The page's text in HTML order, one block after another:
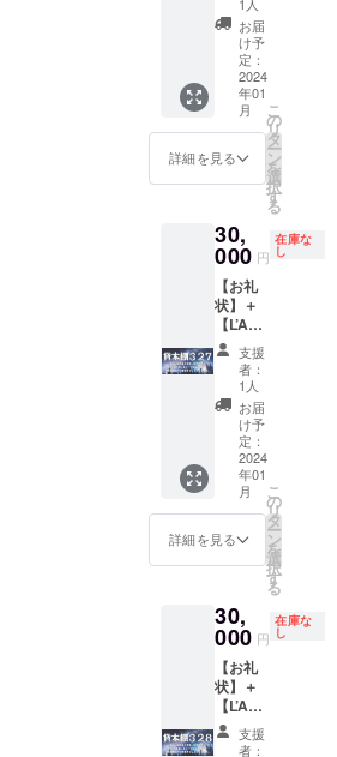
てくだ
さい！
た、お
礼の
メール
をさせ
ていた
だきま
す。ま
ラウド
ファン
ディン
グの進
捗報
告、移
動型書
店の出
店情
報、
『星の
王子さ
ま』や
サン=テ
グジュ
ペリに
関する
ルさせ
ていた
だきま
す
（メー
ルが不
要な場
合は、
ングす
る費用
（35万
円程
度）で
は、実
は車体
ラッピ
ングで
ん。そ
のた
め、こ
ちらの
ご支援
は、主
に移動
型書店
のラッ
ピング
を充実
させる
ために
使用さ
せてい
ただき
ます。
「王子
さま」
を見る
たびに
いった
い何を
思って
いたの
でしょ
うか。
ルが不
要な場
合は、
備考欄
にてお
知らせ
くださ
い）。
事前に
ご相談
くださ
い（移
動型書
店は来
ませ
ん）。
また、
ングの
進捗報
告、移
動型書
店の出
店情
報、
『星の
王子さ
ま』や
サン=テ
グジュ
ペリに
関する
情報な
時メー
ルさせ
す
（メー
ルが不
要な場
合は、
備考欄
にてお
ので、
事前に
ご相談
くださ
い。 ま
た、ク
ラウド
ファン
ディン
動型書
店の出
店情
報、
『星の
王子さ
ま』や
サン=テ
グジュ
ペリに
関する
情報な
どを随
時メー
ルさせ
だきま
す
要な場
合は、
備考欄
にてお
知らせ
くださ
い）。
時補充
可能。
販売手
数料は
料）。
販売期
間は移
行販売
の本の
納品
後）お
およそ
１年で
す。た
だし、
各本棚
は、
『星の
王子さ
ま』に
出てく
る小惑
星を
テーマ
きるだ
けその
テーマ
に合っ
た本を
ご用意
くださ
い（各
ゼッ
ト)：お
楽しみ
本】＋
【移動
型書店
での販
売権
（１箱
分）】
書店で
あなた
の本を
代行販
売しま
す（１
箱分：
20冊程
度。随
時補充
可能。
販売手
数料は
料）。
販売期
間は移
行販売
の本の
納品
後）お
およそ
１年で
す。た
だし、
お届
け予
定：
2024
年01
月
詳細を見る
こ
の
リ
タ
ー
ン
を
選
択
す
る
30,
000 円
在庫な
し
【お礼
状】＋
【L’Am
usette(
ラ・
ミュ
ゼッ
ト)：お
楽しみ
本】＋
【移動
型書店
での販
売権
（１箱
分）】
書店で
あなた
の本を
代行販
売しま
す（１
箱分：
20冊程
支援
者：
1人
お届
け予
定：
2024
年01
月
詳細を見る
こ
の
リ
タ
ー
ン
を
選
択
す
る
30,
000 円
在庫な
し
【お礼
状】＋
【L’Am
usette(
ラ・支援
者：